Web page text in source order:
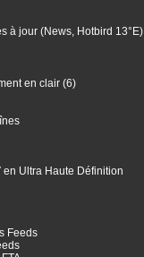
à jour (News, Hotbird 13°E)
en clair (6)
Ultra Haute Définition
Feeds